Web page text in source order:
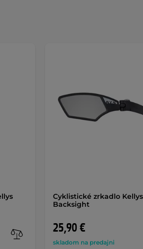
Cyklistické zrkadlo Kellys
Backsight
25,90 €
skladom na predajni